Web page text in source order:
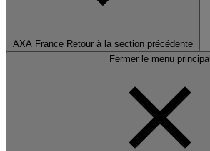
AXA France Retour à la section précédente
Fermer le menu principal